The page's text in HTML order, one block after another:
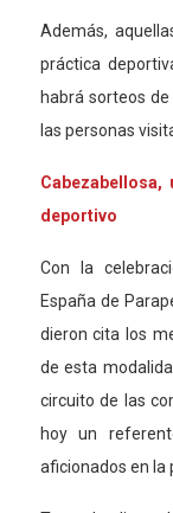
Además,
práctica
habrá sorteos
las personas
deportivo
Con la
España de
dieron cita los
de esta
circuito de las
hoyun
aficionados en la